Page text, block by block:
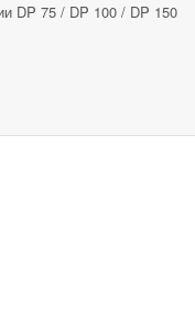
DP 75 / DP 100 / DP 150